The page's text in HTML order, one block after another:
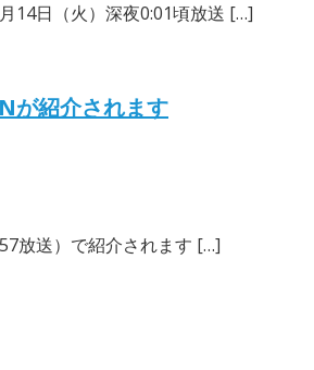
14日（火）深夜0:01頃放送 […]
が紹介されます
放送）で紹介されます […]